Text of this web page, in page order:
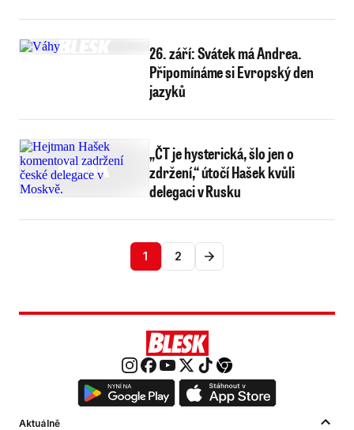
26. září: Svátek má Andrea.
Připomínáme si Evropský den
jazyků
„ČT je hysterická, šlo jen o
zdržení,“ útočí Hašek kvůli
delegaci v Rusku
1 2
Aktuálně